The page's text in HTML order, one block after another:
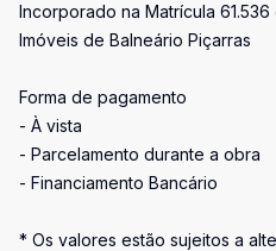
Incorporado na Matrícula
Imóveis de Balneário Piçarras
Forma de pagamento
- À vista
- Parcelamento durante a obra
- Financiamento Bancário
* Os valores estão sujeitos a